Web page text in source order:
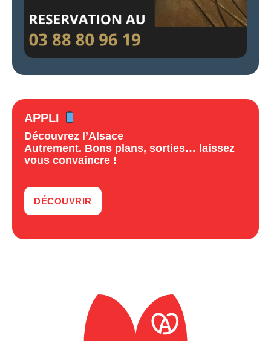
APPLI
Découvrez l’Alsace
Autrement. Bons plans, sorties… laissez
vous convaincre !
DÉCOUVRIR